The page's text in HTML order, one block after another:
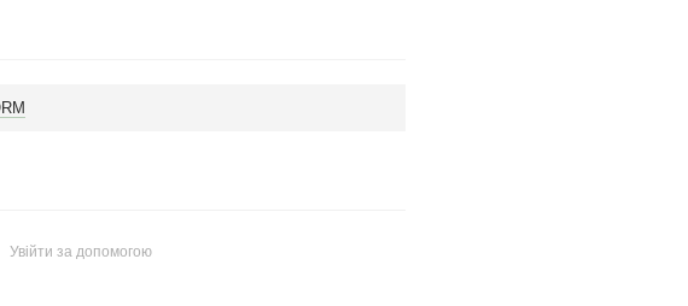
Увійти за допомогою